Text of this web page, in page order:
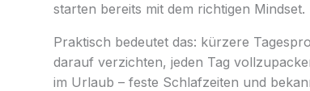
starten bereits mit dem richtigen Mindset.
Praktisch bedeutet das: kürzere
darauf verzichten, jeden Tag
im Urlaub – feste Schlafzeiten und